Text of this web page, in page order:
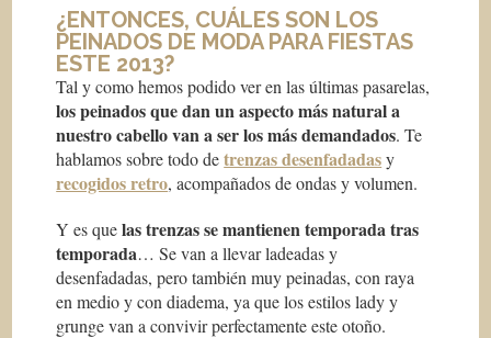
¿ENTONCES, CUÁLES SON LOS
PEINADOS DE MODA PARA FIESTAS
ESTE 2013?
Tal y como hemos podido ver en las últimas pasarelas,
los peinados que dan un aspecto más natural a
nuestro cabello van a ser los más demandados. Te
hablamos sobre todo de trenzas desenfadadasy
recogidos retro, acompañados de ondas y volumen.
Y es quelas trenzas se mantienen temporada tras
temporada… Se van a llevar ladeadas y
desenfadadas, pero también muy peinadas, con raya
en medio y con diadema, ya que los estilos lady y
grunge van a convivir perfectamente este otoño.